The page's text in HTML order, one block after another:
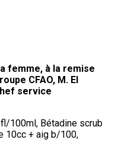
femme, à la remise
CFAO, M. El
service
100ml, Bétadine scrub
10cc + aig b/100,